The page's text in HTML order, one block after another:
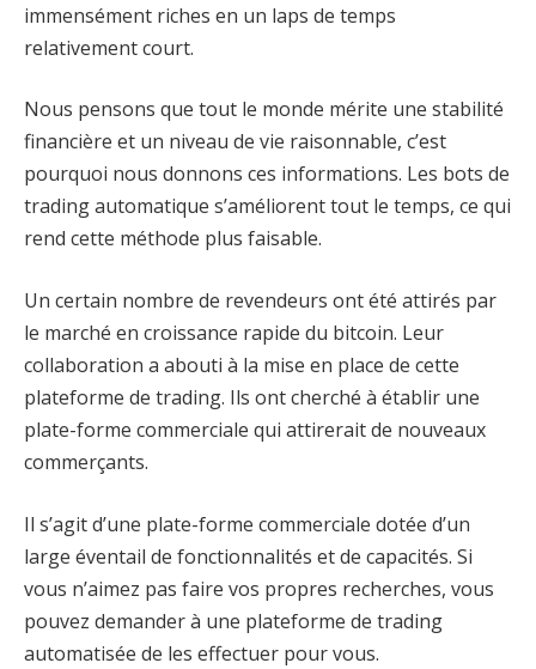
immensément riches en un laps de temps
relativement court.
Nous pensons que tout le monde mérite une stabilité
financière et un niveau de vie raisonnable, c’est
pourquoi nous donnons ces informations. Les bots de
trading automatique s’améliorent tout le temps, ce qui
rend cette méthode plus faisable.
Un certain nombre de revendeurs ont été attirés par
le marché en croissance rapide du bitcoin. Leur
collaboration a abouti à la mise en place de cette
plateforme de trading. Ils ont cherché à établir une
plate-forme commerciale qui attirerait de nouveaux
commerçants.
Il s’agit d’une plate-forme commerciale dotée d’un
large éventail de fonctionnalités et de capacités. Si
vous n’aimez pas faire vos propres recherches, vous
pouvez demander à une plateforme de trading
automatisée de les effectuer pour vous.